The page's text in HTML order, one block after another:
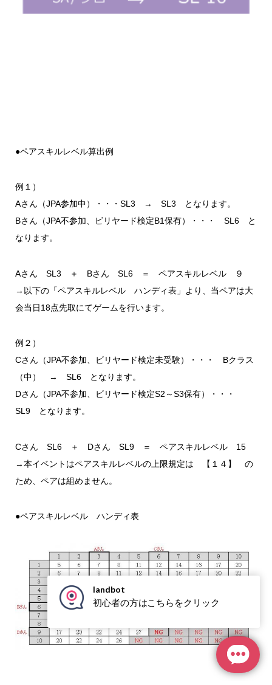
●ペアスキルレベル算出例
例１）
Aさん（JPA参加中）・・・SL3 → SL3 となります。
Bさん（JPA不参加、ビリヤード検定B1保有）・・・ SL6 と
なります。
Aさん SL3 ＋ Bさん SL6 ＝ ペアスキルレベル ９
→以下の「ペアスキルレベル ハンディ表」より、当ペアは大
会当日18点先取にてゲームを行います。
例２）
Cさん（JPA不参加、ビリヤード検定未受験）・・・ Bクラス
（中） → SL6 となります。
Dさん（JPA不参加、ビリヤード検定S2～S3保有）・・・
SL9 となります。
Cさん SL6 ＋ Dさん SL9 ＝ ペアスキルレベル 15
→本イベントはペアスキルレベルの上限規定は 【１４】 の
ため、ペアは組めません。
●ペアスキルレベル ハンディ表